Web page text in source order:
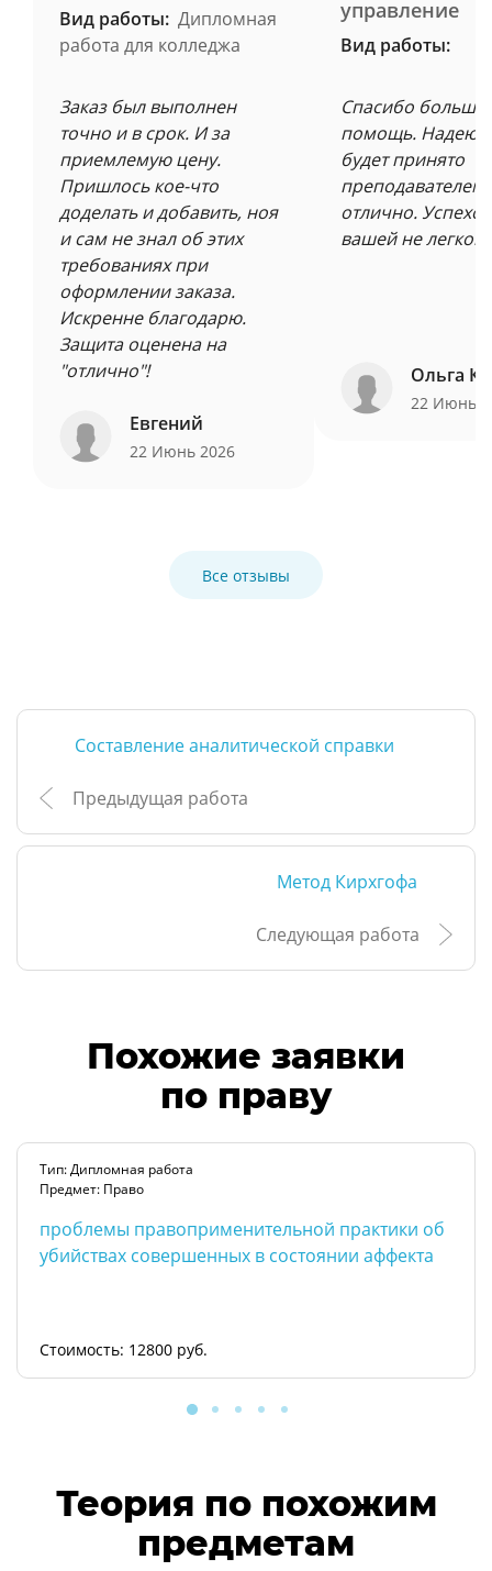
Вид работы: Дипломная
работа для колледжа
Заказ был выполнен
точно и в срок. И за
приемлемую цену.
Пришлось кое-что
доделать и добавить, ноя
и сам не знал об этих
требованиях при
оформлении заказа.
Искренне благодарю.
Защита оценена на
"отлично"!
Евгений
22 Июнь 2026
управление
Вид работы:
Спасибо
помощь.
будет принято
преподавателем
отлично.
вашей не легкой
Ольга
22 Июнь
Все отзывы
Составление аналитической справки
Предыдущая работа
Метод Кирхгофа
Следующая работа
Похожие заявки
по праву
Тип: Дипломная работа
Предмет: Право
проблемы правоприменительной практики об
убийствах совершенных в состоянии аффекта
Стоимость: 12800 руб.
Теория по похожим
предметам